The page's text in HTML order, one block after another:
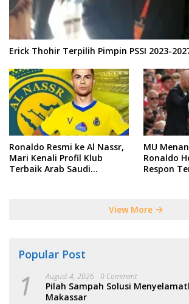
Erick Thohir Terpilih Pimpin PSSI 2023-
Ronaldo Resmi ke Al Nassr,
Mari Kenali Profil Klub
Terbaik Arab Saudi
MU
Ronaldo
Respon
View More
Popular Post
1 August 4, 2026 0 Comment
Pilah Sampah Solusi
Makassar